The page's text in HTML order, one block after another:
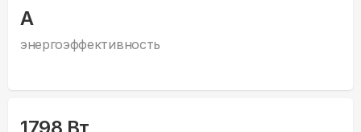
дает низкие характеристики
А
энергоэффективность